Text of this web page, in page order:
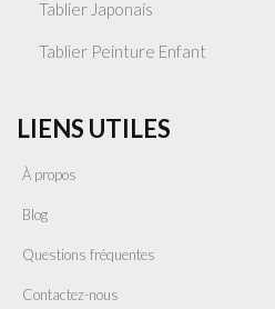
Tablier Japonais
Tablier Peinture Enfant
LIENS UTILES
À propos
Blog
Questions fréquentes
Contactez-nous